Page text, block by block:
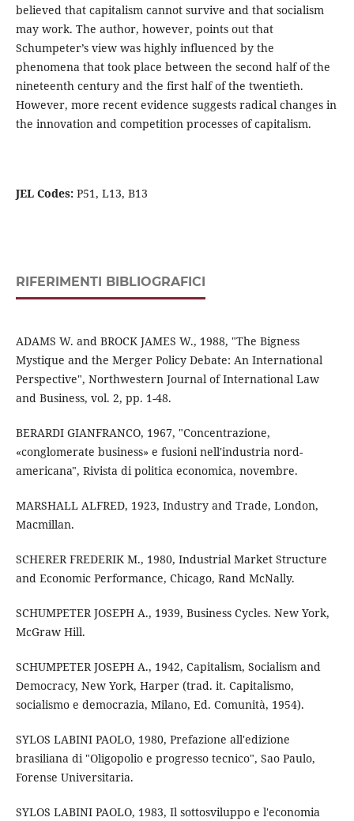
believed that capitalism cannot survive and that socialism
may work. The author, however, points out that
Schumpeter’s view was highly influenced by the
phenomena that took place between the second half of the
nineteenth century and the first half of the twentieth.
However, more recent evidence suggests radical changes in
the innovation and competition processes of capitalism.
JEL Codes: P51, L13, B13
RIFERIMENTI BIBLIOGRAFICI
ADAMS W. and BROCK JAMES W., 1988, "The Bigness
Mystique and the Merger Policy Debate: An International
Perspective", Northwestern Journal of International Law
and Business, vol. 2, pp. 1-48.
BERARDI GIANFRANCO, 1967, "Concentrazione,
«conglomerate business» e fusioni nell'industria nord-
americana", Rivista di politica economica, novembre.
MARSHALL ALFRED, 1923, Industry and Trade, London,
Macmillan.
SCHERER FREDERIK M., 1980, Industrial Market Structure
and Economic Performance, Chicago, Rand McNally.
SCHUMPETER JOSEPH A., 1939, Business Cycles. New York,
McGraw Hill.
SCHUMPETER JOSEPH A., 1942, Capitalism, Socialism and
Democracy, New York, Harper (trad. it. Capitalismo,
socialismo e democrazia, Milano, Ed. Comunità, 1954).
SYLOS LABINI PAOLO, 1980, Prefazione all'edizione
brasiliana di "Oligopolio e progresso tecnico", Sao Paulo,
Forense Universitaria.
SYLOS LABINI PAOLO, 1983, Il sottosviluppo e l'economia